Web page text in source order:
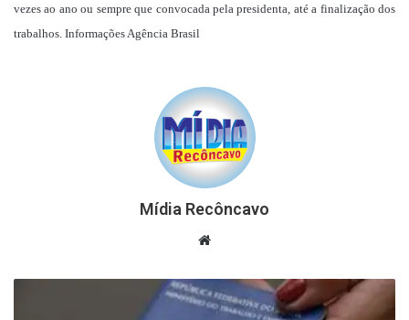
vezes ao ano ou sempre que convocada pela presidenta, até a finalização dos
trabalhos. Informações Agência Brasil
Mídia Recôncavo
Website